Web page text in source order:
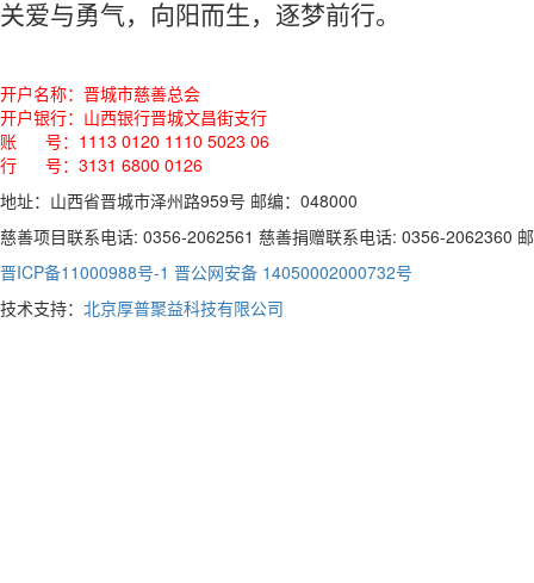
关爱与勇气，向阳而生，逐梦前行。
开户名称：晋城市慈善总会
开户银行：山西银行晋城文昌街支行
账 号：1113 0120 1110 5023 06
行 号：3131 6800 0126
地址：山西省晋城市泽州路959号 邮编：048000
慈善项目联系电话: 0356-2062561 慈善捐赠联系电话: 0356-2062360
晋ICP备11000988号-1 晋公网安备 14050002000732号
技术支持： 北京厚普聚益科技有限公司